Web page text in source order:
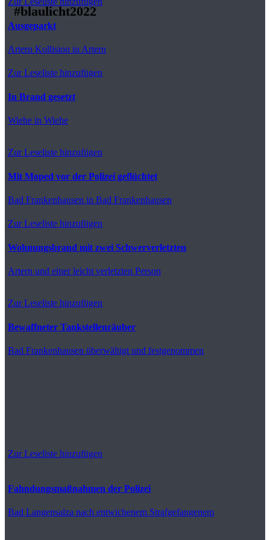
#blaulicht2022
Ausgeparkt
Artern Kollision in Artern
Zur Leseliste hinzufügen
In Brand gesetzt
Wiehe in Wiehe
Zur Leseliste hinzufügen
Mit Moped vor der Polizei geflüchtet
Bad Frankenhausen in Bad Frankenhausen
Zur Leseliste hinzufügen
Wohnungsbrand mit zwei Schwerverletzten
Artern und einer leicht verletzten Person
Zur Leseliste hinzufügen
Bewaffneter Tankstellenräuber
Bad Frankenhausen überwältigt und festgenommen
Zur Leseliste hinzufügen
Fahndungsmaßnahmen der Polizei
Bad Langensalza nach entwichenem Strafgefangenem